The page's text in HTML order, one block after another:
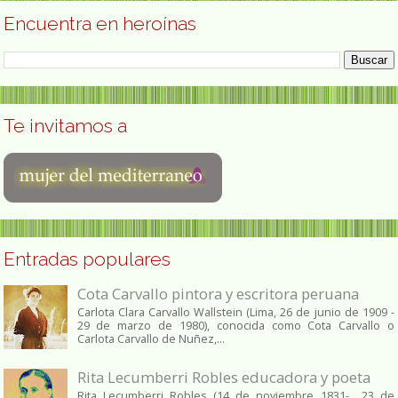
Encuentra en heroínas
Te invitamos a
Entradas populares
Cota Carvallo pintora y escritora peruana
Carlota Clara Carvallo Wallstein (Lima, 26 de junio de 1909 -
29 de marzo de 1980), conocida como Cota Carvallo o
Carlota Carvallo de Nuñez,...
Rita Lecumberri Robles educadora y poeta